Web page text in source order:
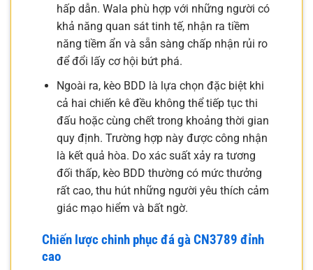
hấp dẫn. Wala phù hợp với những người có
khả năng quan sát tinh tế, nhận ra tiềm
năng tiềm ẩn và sẵn sàng chấp nhận rủi ro
để đổi lấy cơ hội bứt phá.
Ngoài ra, kèo BDD là lựa chọn đặc biệt khi
cả hai chiến kê đều không thể tiếp tục thi
đấu hoặc cùng chết trong khoảng thời gian
quy định. Trường hợp này được công nhận
là kết quả hòa. Do xác suất xảy ra tương
đối thấp, kèo BDD thường có mức thưởng
rất cao, thu hút những người yêu thích cảm
giác mạo hiểm và bất ngờ.
Chiến lược chinh phục đá gà CN3789 đỉnh
cao